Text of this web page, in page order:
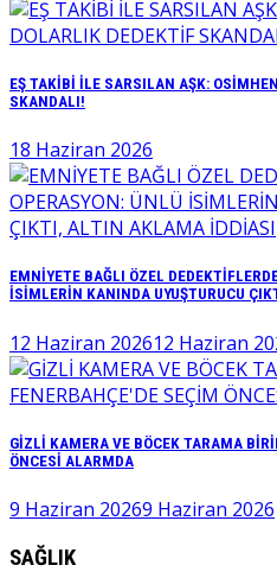
EŞ TAKİBİ İLE SARSILAN AŞK:
SKANDALI!
18 Haziran 2026
EMNİYETE BAĞLI ÖZEL
İSİMLERİN KANINDA UYUŞTURUCU
12 Haziran 202612 Haziran
GİZLİ KAMERA VE BÖCEK TARAMA
ÖNCESİ ALARMDA
9 Haziran 20269 Haziran 2026
SAĞLIK